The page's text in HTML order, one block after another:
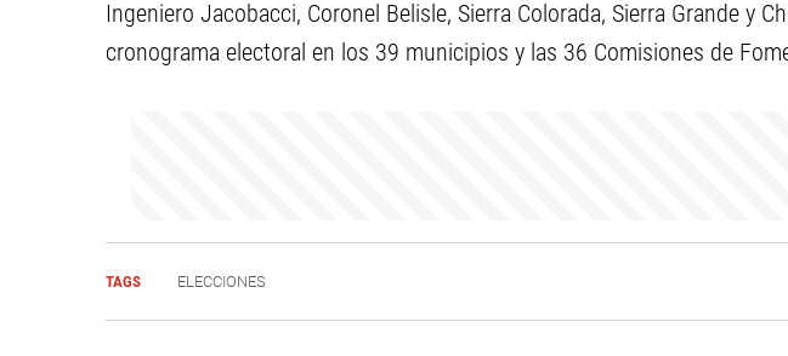
Ingeniero Jacobacci, Coronel Belisle, Sierra Colorada, Sierra Grande y
cronograma electoral en los 39 municipios y las 36 Comisiones de
TAGS ELECCIONES